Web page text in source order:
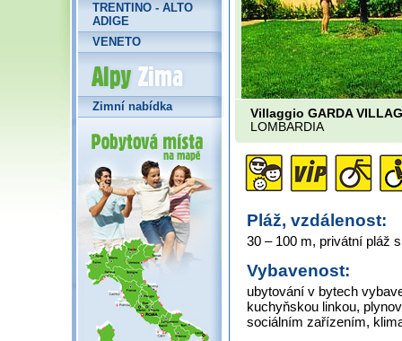
Villaggio GARDA
LOMBARDIA
Pláž, vzdálenost:
30 – 100 m, privátní pláž
Vybavenost:
ubytování v bytech
kuchyňskou linkou,
sociálním zařízením,
TRENTINO - ALTO
ADIGE
VENETO
Alpy Zima
Zimní nabídka